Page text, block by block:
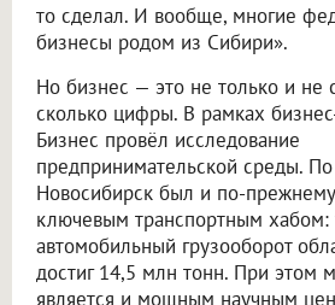
то сделал. И вообще, многие
бизнесы родом из Сибири».
Но бизнес — это не только и не
сколько цифры. В рамках
Бизнес провёл исследование
предпринимательской среды. По
Новосибирск был и по-прежнему
ключевым транспортным хабом:
автомобильный грузооборот
достиг 14,5 млн тонн. При этом
является и мощным научным